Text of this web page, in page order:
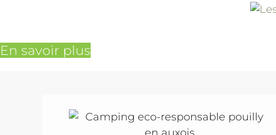
En savoir plus